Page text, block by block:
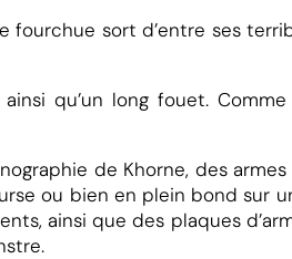
fourchue sort d’entre ses
qu’un long fouet.
de Khorne, des
ou bien en plein bond sur
ainsi que des plaques